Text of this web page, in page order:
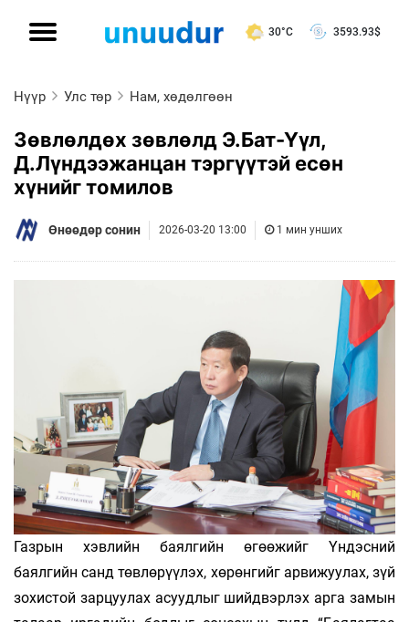
30°C 3593.93$
Нүүр Улс төр Нам, хөдөлгөөн
Зөвлөлдөх зөвлөлд Э.Бат-Үүл,
Д.Лүндээжанцан тэргүүтэй есөн
хүнийг томилов
Өнөөдөр сонин 2026-03-20 13:00 1 мин унших
Газрын хэвлийн баялгийн өгөөжийг Үндэсний
баялгийн санд төвлөрүүлэх, хөрөнгийг арвижуулах, зүй
зохистой зарцуулах асуудлыг шийдвэрлэх арга замын